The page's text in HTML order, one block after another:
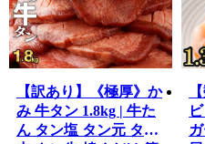
場合に、超えた額について
なお、懸賞や福引きの賞金
保険の満期払戻金なども、
一時所得について、詳しく
(参考：総務省 ふるさと納税
【訳あり】《極厚》か
み 牛タン 1.8kg | 牛た
ん タン塩 タン元 タン